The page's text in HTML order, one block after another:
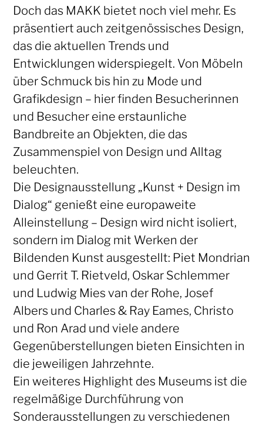
Doch das MAKK bietet noch viel mehr. Es
präsentiert auch zeitgenössisches Design,
das die aktuellen Trends und
Entwicklungen widerspiegelt. Von Möbeln
über Schmuck bis hin zu Mode und
Grafikdesign – hier finden Besucherinnen
und Besucher eine erstaunliche
Bandbreite an Objekten, die das
Zusammenspiel von Design und Alltag
beleuchten.
Die Designausstellung „Kunst + Design im
Dialog“ genießt eine europaweite
Alleinstellung – Design wird nicht isoliert,
sondern im Dialog mit Werken der
Bildenden Kunst ausgestellt: Piet Mondrian
und Gerrit T. Rietveld, Oskar Schlemmer
und Ludwig Mies van der Rohe, Josef
Albers und Charles & Ray Eames, Christo
und Ron Arad und viele andere
Gegenüberstellungen bieten Einsichten in
die jeweiligen Jahrzehnte.
Ein weiteres Highlight des Museums ist die
regelmäßige Durchführung von
Sonderausstellungen zu verschiedenen